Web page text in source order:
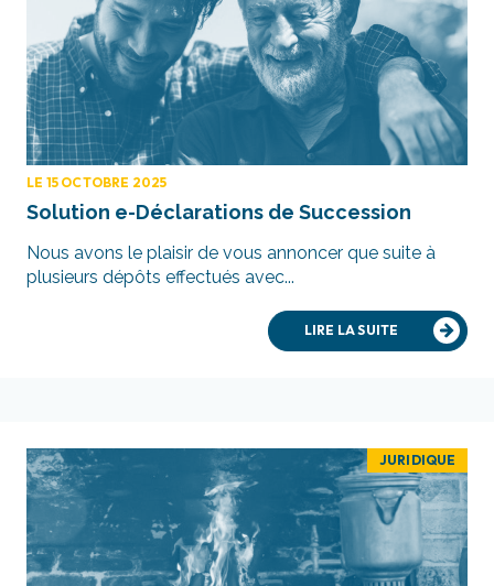
LE 15 OCTOBRE 2025
Solution e-Déclarations de Succession
Nous avons le plaisir de vous annoncer que suite à
plusieurs dépôts effectués avec...
LIRE LA SUITE
JURIDIQUE